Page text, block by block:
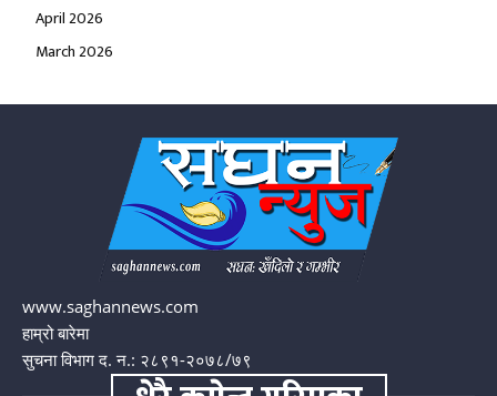
April 2026
March 2026
www.saghannews.com
हाम्रो बारेमा
सुचना विभाग द. न.: २८९१-२०७८/७९